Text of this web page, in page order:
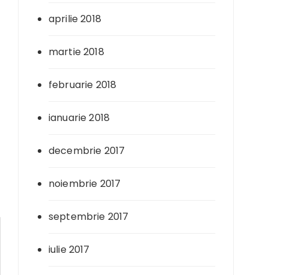
aprilie 2018
martie 2018
februarie 2018
ianuarie 2018
decembrie 2017
noiembrie 2017
septembrie 2017
iulie 2017